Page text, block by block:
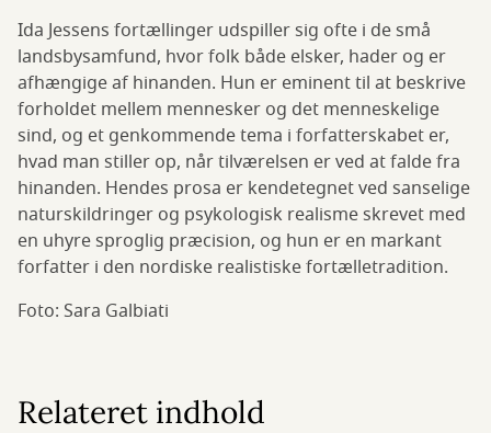
Ida Jessens fortællinger udspiller sig ofte i de små
landsbysamfund, hvor folk både elsker, hader og er
afhængige af hinanden. Hun er eminent til at beskrive
forholdet mellem mennesker og det menneskelige
sind, og et genkommende tema i forfatterskabet er,
hvad man stiller op, når tilværelsen er ved at falde fra
hinanden. Hendes prosa er kendetegnet ved sanselige
naturskildringer og psykologisk realisme skrevet med
en uhyre sproglig præcision, og hun er en markant
forfatter i den nordiske realistiske fortælletradition.
Foto: Sara Galbiati
Relateret indhold